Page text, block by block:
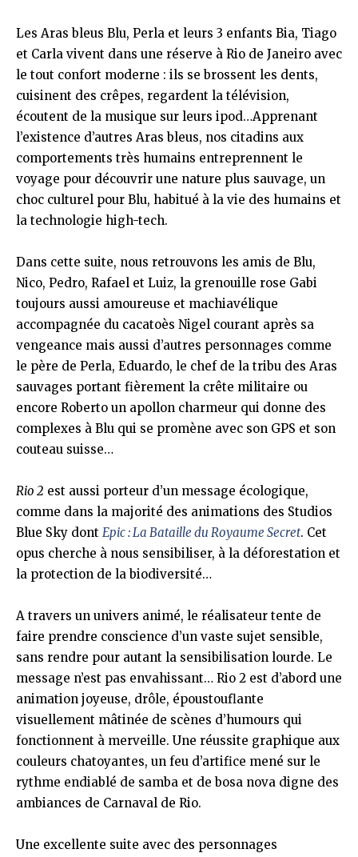
Les Aras bleus Blu, Perla et leurs 3 enfants Bia, Tiago
et Carla vivent dans une réserve à Rio de Janeiro avec
le tout confort moderne : ils se brossent les dents,
cuisinent des crêpes, regardent la télévision,
écoutent de la musique sur leurs ipod…Apprenant
l’existence d’autres Aras bleus, nos citadins aux
comportements très humains entreprennent le
voyage pour découvrir une nature plus sauvage, un
choc culturel pour Blu, habitué à la vie des humains et
la technologie high-tech.
Dans cette suite, nous retrouvons les amis de Blu,
Nico, Pedro, Rafael et Luiz, la grenouille rose Gabi
toujours aussi amoureuse et machiavélique
accompagnée du cacatoès Nigel courant après sa
vengeance mais aussi d’autres personnages comme
le père de Perla, Eduardo, le chef de la tribu des Aras
sauvages portant fièrement la crête militaire ou
encore Roberto un apollon charmeur qui donne des
complexes à Blu qui se promène avec son GPS et son
couteau suisse…
Rio 2 est aussi porteur d’un message écologique,
comme dans la majorité des animations des Studios
Blue Sky dont Epic :La Bataille du Royaume Secret. Cet
opus cherche à nous sensibiliser, à la déforestation et
la protection de la biodiversité…
A travers un univers animé, le réalisateur tente de
faire prendre conscience d’un vaste sujet sensible,
sans rendre pour autant la sensibilisation lourde. Le
message n’est pas envahissant… Rio 2 est d’abord une
animation joyeuse, drôle, époustouflante
visuellement mâtinée de scènes d’humours qui
fonctionnent à merveille. Une réussite graphique aux
couleurs chatoyantes, un feu d’artifice mené sur le
rythme endiablé de samba et de bosa nova digne des
ambiances de Carnaval de Rio.
Une excellente suite avec des personnages